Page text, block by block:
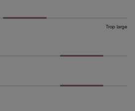
Trop large